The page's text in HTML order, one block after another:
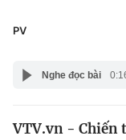
Phong cách
Chân dung
Sự kiện
PV
Nghe đọc bài
VTV.vn - Chiến